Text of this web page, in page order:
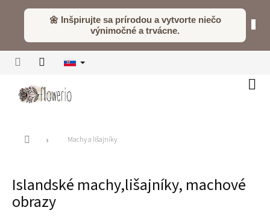
🌼 Inšpirujte sa prírodou a vytvorte niečo
výnimočné a trvácne.
Domov Machy a lišajníky
Islandské machy,lišajníky, machové
obrazy